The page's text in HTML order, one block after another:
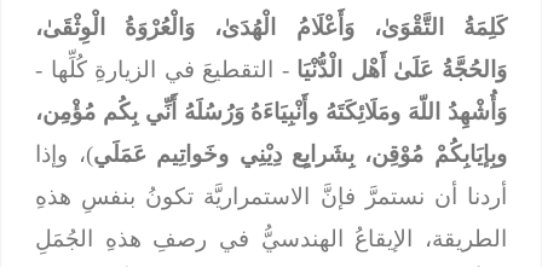
كَلِمَةُ التَّقْوَىٰ، وَأَعْلَامُ الْهُدَىٰ، وَالْعُرْوَةُ الْوِثْقَىٰ،
وَالحُجَّةُ عَلَىٰ أَهْل الْدُّنْيَا- التقطيعَ في الزيارةِ كُلِّها -
وَأُشْهِدُ اللّهَ ومَلَائِكَتَهُ وأَنْبِيَاءَهُ وَرُسُلَهُ أَنِّي بِكُم مُؤْمِن،
وبِإيَابِكُمْ مُوْقِن، بِشَرايِع دِيْنِي وخَواتِيم عَمَلَي)، وإذا
أردنا أن نستمرَّ فإنَّ الاستمراريَّة تكونُ بنفسِ هذهِ
الطريقة، الإيقاعُ الهندسيُّ في رصفِ هذهِ الجُمَلِ